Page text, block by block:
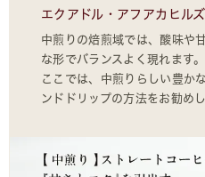
エクアドル・アフアカヒル
中煎りの焙煎域では、酸味や
な形でバランスよく現れます。
ここでは、中煎りらしい豊か
ンドドリップの方法をお勧めし